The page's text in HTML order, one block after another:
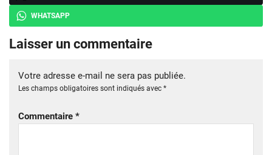
WHATSAPP
Laisser un commentaire
Votre adresse e-mail ne sera pas publiée.
Les champs obligatoires sont indiqués avec *
Commentaire *